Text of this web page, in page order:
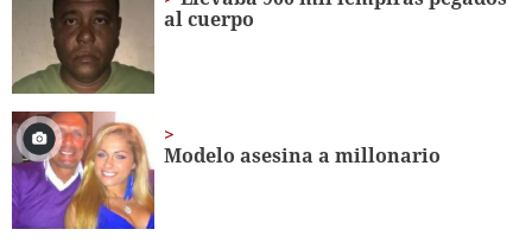
minutes,
seconds
al cuerpo
Modelo asesina a millonario